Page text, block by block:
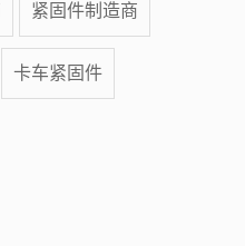
紧固件制造商
卡车紧固件